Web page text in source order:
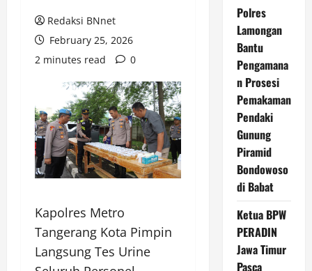
Redaksi BNnet
February 25, 2026
2 minutes read
0
Kapolres Metro
Tangerang Kota Pimpin
Langsung Tes Urine
Polres
Lamongan
Bantu
Pengamana
n Prosesi
Pemakaman
Pendaki
Gunung
Piramid
Bondowoso
di Babat
Ketua BPW
PERADIN
Jawa Timur
Pasca